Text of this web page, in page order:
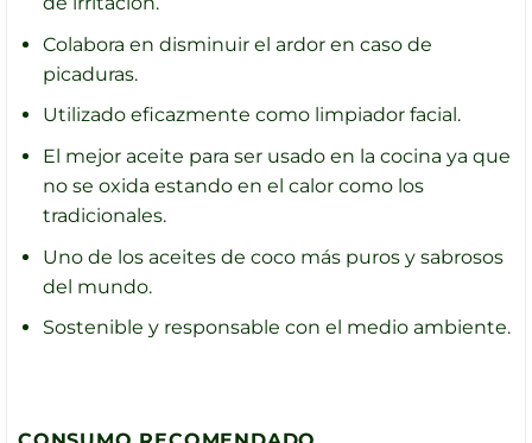
Colabora en disminuir el ardor en caso de
picaduras.
Utilizado eficazmente como limpiador facial.
El mejor aceite para ser usado en la cocina ya que
no se oxida estando en el calor como los
tradicionales.
Uno de los aceites de coco más puros y sabrosos
del mundo.
Sostenible y responsable con el medio ambiente.